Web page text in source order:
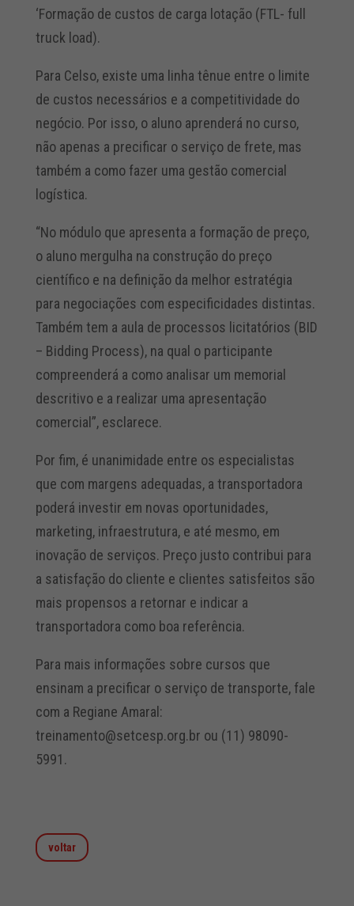
‘Formação de custos de carga lotação (FTL- full
truck load).
Para Celso, existe uma linha tênue entre o limite
de custos necessários e a competitividade do
negócio. Por isso, o aluno aprenderá no curso,
não apenas a precificar o serviço de frete, mas
também a como fazer uma gestão comercial
logística.
“No módulo que apresenta a formação de preço,
o aluno mergulha na construção do preço
científico e na definição da melhor estratégia
para negociações com especificidades distintas.
Também tem a aula de processos licitatórios (BID
– Bidding Process), na qual o participante
compreenderá a como analisar um memorial
descritivo e a realizar uma apresentação
comercial”, esclarece.
Por fim, é unanimidade entre os especialistas
que com margens adequadas, a transportadora
poderá investir em novas oportunidades,
marketing, infraestrutura, e até mesmo, em
inovação de serviços. Preço justo contribui para
a satisfação do cliente e clientes satisfeitos são
mais propensos a retornar e indicar a
transportadora como boa referência.
Para mais informações sobre cursos que
ensinam a precificar o serviço de transporte, fale
com a Regiane Amaral:
treinamento@setcesp.org.br ou (11) 98090-
5991.
voltar